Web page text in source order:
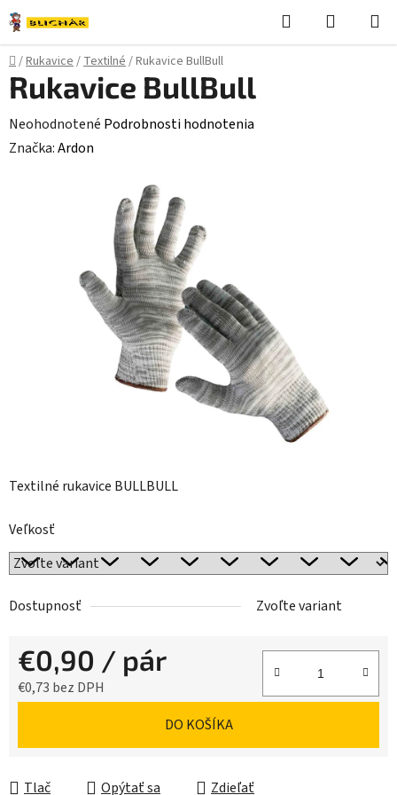
Prejsť
na
obsah
Hľadať
KOŠÍK
Domov
/Rukavice/Textilné/Rukavice BullBull
Textilné rukavice BULLBULL
Veľkosť
Dostupnosť Zvoľte variant
€0,90 / pár
€0,73 bez DPH
DO KOŠÍKA
Tlač Opýtať sa Zdieľať
Rukavice BullBull
Priemerné
hodnotenie
Neohodnotené Podrobnosti hodnotenia
Značka:Ardon